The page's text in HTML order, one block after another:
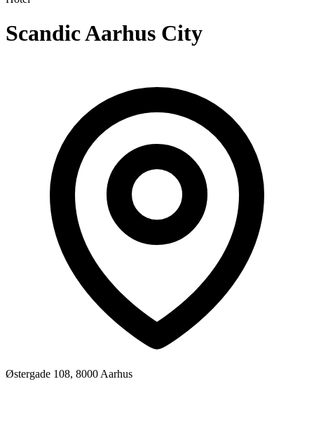
Scandic Aarhus City
Østergade 108, 8000 Aarhus